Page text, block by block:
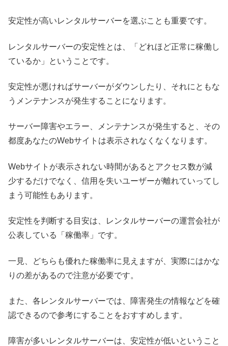
安定性が高いレンタルサーバーを選ぶことも重要です。
レンタルサーバーの安定性とは、「どれほど正常に稼働し
ているか」ということです。
安定性が悪ければサーバーがダウンしたり、それにともな
うメンテナンスが発生することになります。
サーバー障害やエラー、メンテナンスが発生すると、その
都度あなたのWebサイトは表示されなくなくなります。
Webサイトが表示されない時間があるとアクセス数が減
少するだけでなく、信用を失いユーザーが離れていってし
まう可能性もあります。
安定性を判断する目安は、レンタルサーバーの運営会社が
公表している「稼働率」です。
一見、どちらも優れた稼働率に見えますが、実際にはかな
りの差があるので注意が必要です。
また、各レンタルサーバーでは、障害発生の情報などを確
認できるので参考にすることをおすすめします。
障害が多いレンタルサーバーは、安定性が低いということ